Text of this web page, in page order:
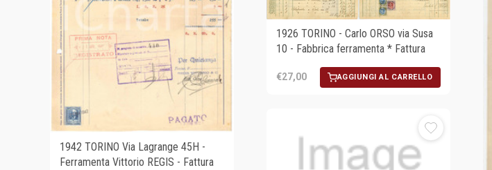
1942 TORINO Via Lagrange 45H -
Ferramenta Vittorio REGIS - Fattura
1926 TORINO - Carlo ORSO via Susa
10 - Fabbrica ferramenta * Fattura
€27,00 AGGIUNGI AL CARRELLO